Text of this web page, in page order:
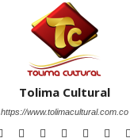
Tolima Cultural
https://www.tolimacultural.com.co